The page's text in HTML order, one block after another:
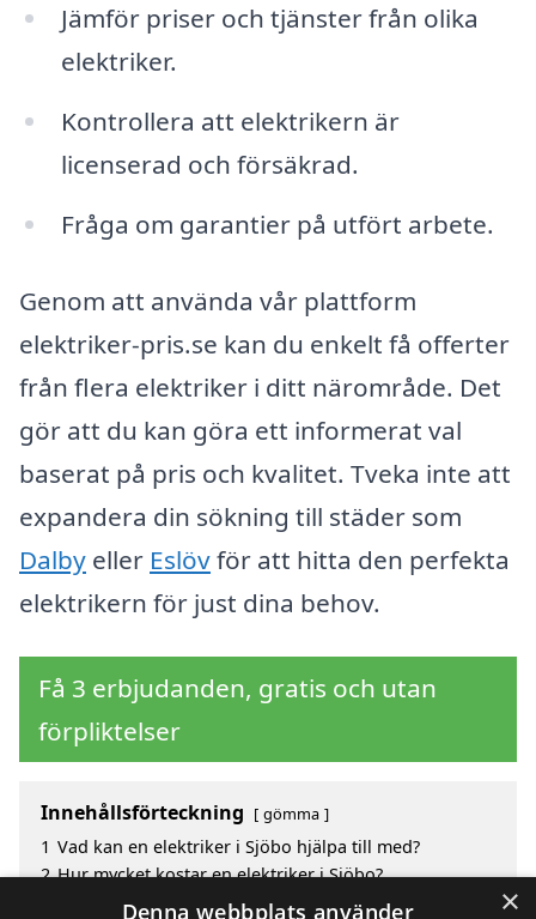
Jämför priser och tjänster från olika
elektriker.
Kontrollera att elektrikern är
licenserad och försäkrad.
Fråga om garantier på utfört arbete.
Genom att använda vår plattform
elektriker-pris.se kan du enkelt få offerter
från flera elektriker i ditt närområde. Det
gör att du kan göra ett informerat val
baserat på pris och kvalitet. Tveka inte att
expandera din sökning till städer som
Dalby eller Eslövför att hitta den perfekta
elektrikern för just dina behov.
Få 3 erbjudanden, gratis och utan
förpliktelser
Innehållsförteckning gömma
1 Vad kan en elektriker i Sjöbo hjälpa till med?
2 Hur mycket kostar en elektriker i Sjöbo?
Fördelar med att välja elektriker i Sjöbo
×
Denna webbplats använder